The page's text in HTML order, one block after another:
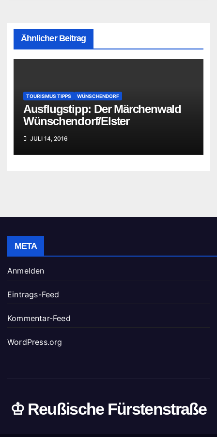
Ähnlicher Beitrag
TOURISMUS TIPPS WÜNSCHENDORF
Ausflugstipp: Der Märchenwald
Wünschendorf/Elster
JULI 14, 2016
META
Anmelden
Eintrags-Feed
Kommentar-Feed
WordPress.org
♔ Reußische Fürstenstraße